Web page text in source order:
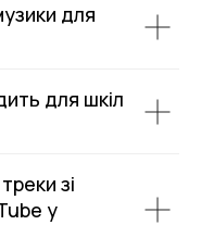
для
для шкіл
зі
у